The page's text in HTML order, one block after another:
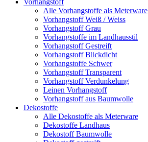
Vorhangstoff
Alle Vorhangstoffe als Meterware
Vorhangstoff Weiß / Weiss
Vorhangstoff Grau
Vorhangstoffe im Landhausstil
Vorhangstoff Gestreift
Vorhangstoff Blickdicht
Vorhangstoffe Schwer
Vorhangstoff Transparent
Vorhangstoff Verdunkelung
Leinen Vorhangstoff
Vorhangstoff aus Baumwolle
Dekostoffe
Alle Dekostoffe als Meterware
Dekostoffe Landhaus
Dekostoff Baumwolle